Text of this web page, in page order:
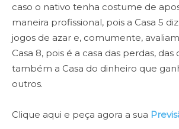
caso o nativo tenha costume de
maneira profissional, pois a Casa 5
jogos de azar e, comumente,
Casa 8, pois é a casa das perdas, das
também a Casa do dinheiro que
outros.
Clique aqui e peça agora a sua